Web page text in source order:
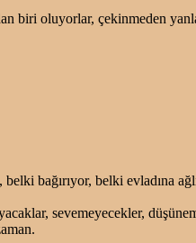
biri oluyorlar, çekinmeden
bağırıyor, belki evladına
sevemeyecekler,